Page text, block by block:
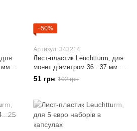
мм в
−50%
Артикул: 343214
Лист-пластик Leuchtturm, для
монет діаметром 36...37 мм у
капсулах
51 грн 102 грн